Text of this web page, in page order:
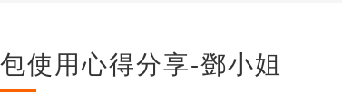
使用心得分享-鄧小姐